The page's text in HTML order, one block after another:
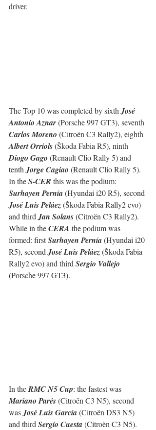
driver.
The Top 10 was completed by sixth José
Antonio Aznar (Porsche 997 GT3), seventh
Carlos Moreno (Citroën C3 Rally2), eighth
Albert Orriols (Škoda Fabia R5), ninth
Diogo Gago (Renault Clio Rally 5) and
tenth Jorge Cagiao (Renault Clio Rally 5).
In the S-CER this was the podium:
Surhayen Pernía (Hyundai i20 R5), second
José Luis Peláez (Škoda Fabia Rally2 evo)
and third Jan Solans (Citroën C3 Rally2).
While in the CERA the podium was
formed: first Surhayen Pernía (Hyundai i20
R5), second José Luis Peláez (Škoda Fabia
Rally2 evo) and third Sergio Vallejo
(Porsche 997 GT3).
In the RMC N5 Cup: the fastest was
Mariano Parés (Citroën C3 N5), second
was José Luis García (Citroën DS3 N5)
and third Sergio Cuesta (Citroën C3 N5).